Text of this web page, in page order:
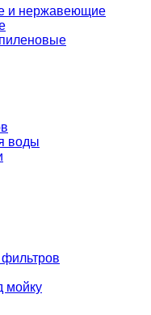
и нержавеющие
воды
мойку